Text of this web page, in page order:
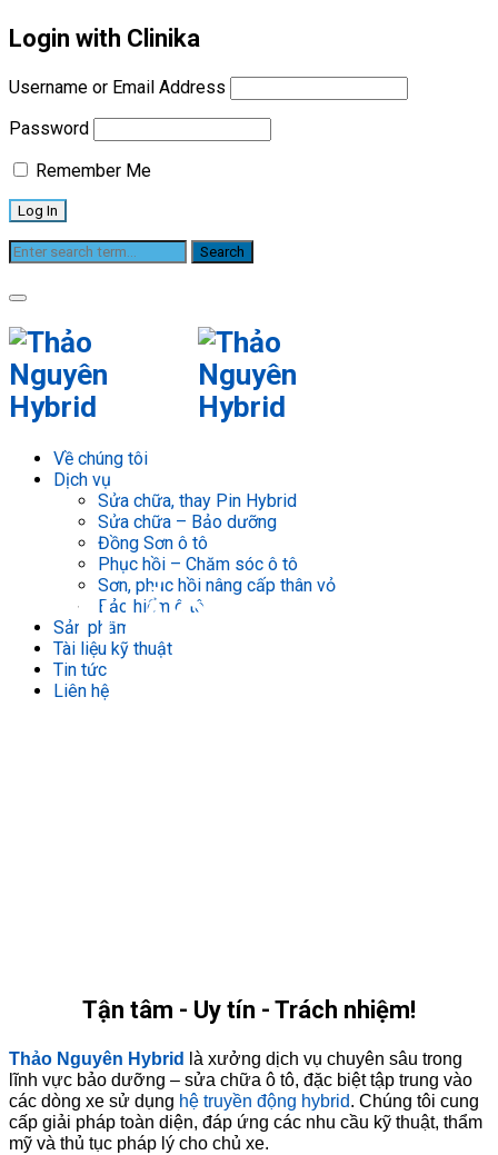
Login with Clinika
Username or Email Address
Password
Remember Me
Về chúng tôi
Dịch vụ
Sửa chữa, thay Pin Hybrid
Sửa chữa – Bảo dưỡng
Đồng Sơn ô tô
Phục hồi – Chăm sóc ô tô
Sơn, phục hồi nâng cấp thân vỏ
Bảo hiểm ô tô
Sản phẩm
Tài liệu kỹ thuật
Tin tức
Liên hệ
Về Chúng Tôi
THẢO NGUYÊN
Tận tâm - Uy tín - Trách nhiệm!
Thảo Nguyên Hybrid
là xưởng dịch vụ chuyên sâu trong
lĩnh vực bảo dưỡng – sửa chữa ô tô, đặc biệt tập trung vào
các dòng xe sử dụng hệ truyền động hybrid. Chúng tôi cung
cấp giải pháp toàn diện, đáp ứng các nhu cầu kỹ thuật, thẩm
mỹ và thủ tục pháp lý cho chủ xe.